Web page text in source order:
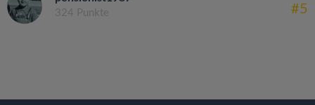
324 Punkte #5